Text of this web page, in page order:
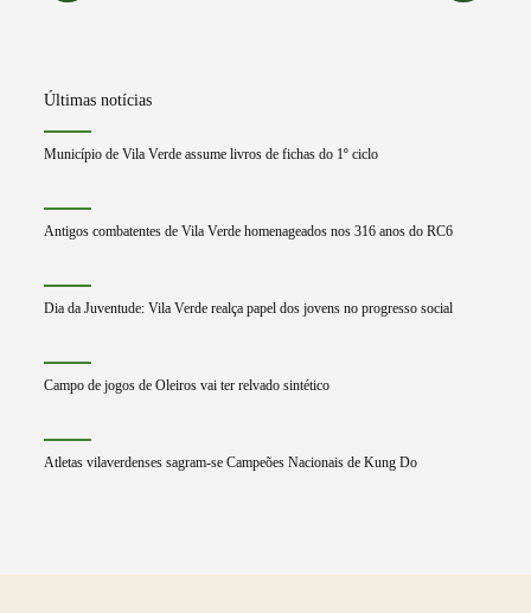
Últimas notícias
Município de Vila Verde assume livros de fichas do 1º ciclo
Antigos combatentes de Vila Verde homenageados nos 316 anos do RC6
Dia da Juventude: Vila Verde realça papel dos jovens no progresso social
Campo de jogos de Oleiros vai ter relvado sintético
Atletas vilaverdenses sagram-se Campeões Nacionais de Kung Do